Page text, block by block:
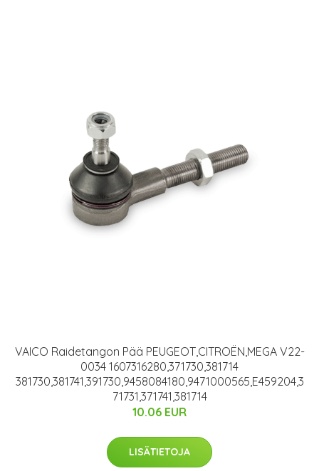
VAICO Raidetangon Pää PEUGEOT,CITROËN,MEGA V22-
0034 1607316280,371730,381714
381730,381741,391730,9458084180,9471000565,E459204,3
71731,371741,381714
10.06 EUR
LISÄTIETOJA